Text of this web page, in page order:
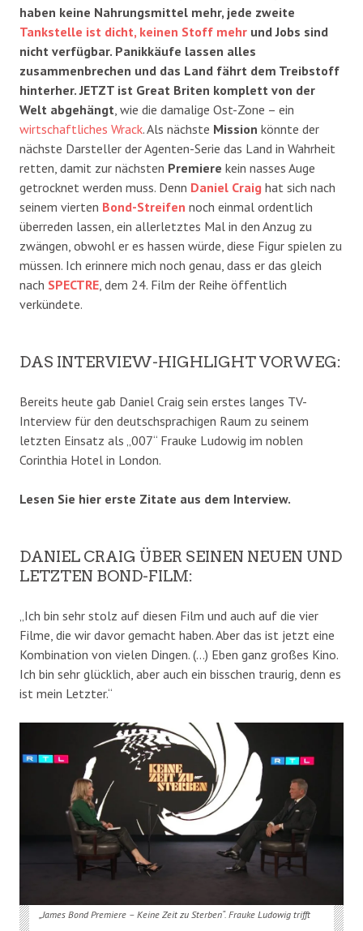
haben keine Nahrungsmittel mehr, jede zweite
Tankstelle ist dicht, keinen Stoff mehr und Jobs sind
nicht verfügbar. Panikkäufe lassen alles
zusammenbrechen und das Land fährt dem Treibstoff
hinterher. JETZT ist Great Briten komplett von der
Welt abgehängt, wie die damalige Ost-Zone – ein
wirtschaftliches Wrack. Als nächste Mission könnte der
nächste Darsteller der Agenten-Serie das Land in Wahrheit
retten, damit zur nächsten Premiere kein nasses Auge
getrocknet werden muss. Denn Daniel Craig hat sich nach
seinem vierten Bond-Streifen noch einmal ordentlich
überreden lassen, ein allerletztes Mal in den Anzug zu
zwängen, obwohl er es hassen würde, diese Figur spielen zu
müssen. Ich erinnere mich noch genau, dass er das gleich
nach SPECTRE, dem 24. Film der Reihe öffentlich
verkündete.
DAS INTERVIEW-HIGHLIGHT VORWEG:
Bereits heute gab Daniel Craig sein erstes langes TV-
Interview für den deutschsprachigen Raum zu seinem
letzten Einsatz als „007“ Frauke Ludowig im noblen
Corinthia Hotel in London.
Lesen Sie hier erste Zitate aus dem Interview.
DANIEL CRAIG ÜBER SEINEN NEUEN UND
LETZTEN BOND-FILM:
„Ich bin sehr stolz auf diesen Film und auch auf die vier
Filme, die wir davor gemacht haben. Aber das ist jetzt eine
Kombination von vielen Dingen. (…) Eben ganz großes Kino.
Ich bin sehr glücklich, aber auch ein bisschen traurig, denn es
ist mein Letzter.“
„James Bond Premiere – Keine Zeit zu Sterben“. Frauke Ludowig trifft